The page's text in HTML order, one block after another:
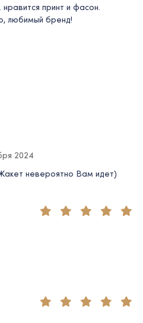
принт и фасон.
любимый бренд!
2024
невероятно Вам идет)